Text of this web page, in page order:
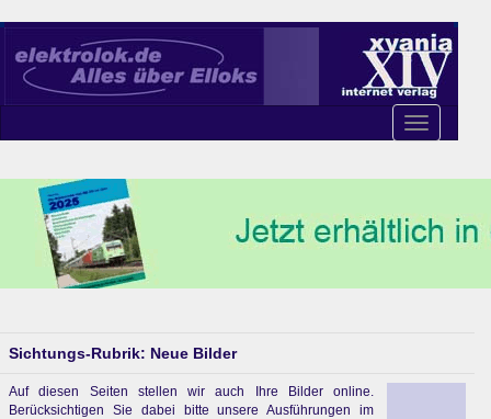
Toggle
navigation
Sichtungs-Rubrik: Neue Bilder
Auf diesen Seiten stellen wir auch Ihre Bilder online.
Berücksichtigen Sie dabei bitte unsere Ausführungen im